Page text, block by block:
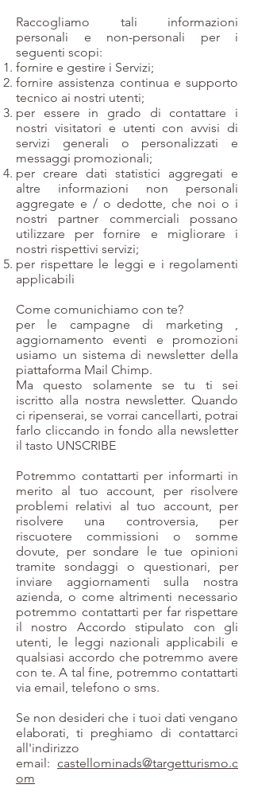
Raccogliamo tali informazioni
personali e non-personali per i
seguenti scopi:
fornire e gestire i Servizi;
fornire assistenza continua e supporto
tecnico ai nostri utenti;
per essere in grado di contattare i
nostri visitatori e utenti con avvisi di
servizi generali o personalizzati e
messaggi promozionali;
per creare dati statistici aggregati e
altre informazioni non personali
aggregate e / o dedotte, che noi o i
nostri partner commerciali possano
utilizzare per fornire e migliorare i
nostri rispettivi servizi;
per rispettare le leggi e i regolamenti
applicabili
Come comunichiamo con te?
per le campagne di marketing ,
aggiornamento eventi e promozioni
usiamo un sistema di newsletter della
piattaforma Mail Chimp.
Ma questo solamente se tu ti sei
iscritto alla nostra newsletter. Quando
ci ripenserai, se vorrai cancellarti, potrai
farlo cliccando in fondo alla newsletter
il tasto UNSCRIBE
Potremmo contattarti per informarti in
merito al tuo account, per risolvere
problemi relativi al tuo account, per
risolvere una controversia, per
riscuotere commissioni o somme
dovute, per sondare le tue opinioni
tramite sondaggi o questionari, per
inviare aggiornamenti sulla nostra
azienda, o come altrimenti necessario
potremmo contattarti per far rispettare
il nostro Accordo stipulato con gli
utenti, le leggi nazionali applicabili e
qualsiasi accordo che potremmo avere
con te. A tal fine, potremmo contattarti
via email, telefono o sms.
Se non desideri che i tuoi dati vengano
elaborati, ti preghiamo di contattarci
all'indirizzo
email: castellominads@targetturismo.c
om